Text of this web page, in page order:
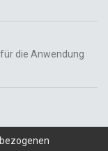
die Anwendung